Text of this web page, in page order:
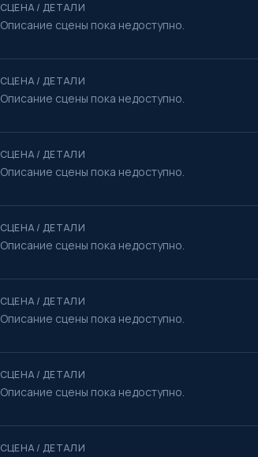
СЦЕНА / ДЕТАЛИ
Описание сцены пока недоступно.
СЦЕНА / ДЕТАЛИ
Описание сцены пока недоступно.
СЦЕНА / ДЕТАЛИ
Описание сцены пока недоступно.
СЦЕНА / ДЕТАЛИ
Описание сцены пока недоступно.
СЦЕНА / ДЕТАЛИ
Описание сцены пока недоступно.
СЦЕНА / ДЕТАЛИ
Описание сцены пока недоступно.
СЦЕНА / ДЕТАЛИ